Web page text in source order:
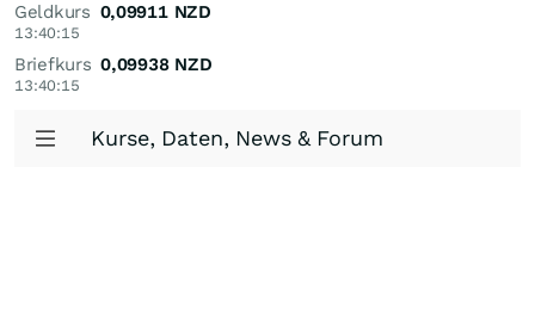
Geldkurs
13:40:15
0,09911 NZD
Briefkurs
13:40:15
0,09938 NZD
Kurse, Daten, News & Forum